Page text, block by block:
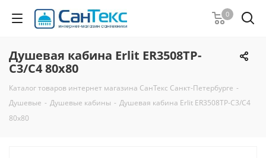
0
Душевая кабина Erlit ER3508TP-
C3/C4 80х80
Каталог товаров интернет магазина СанТекс Санкт-Петербурге -
Душевые - Душевые кабины - Душевая кабина Erlit ER3508TP-C3/C4
80х80